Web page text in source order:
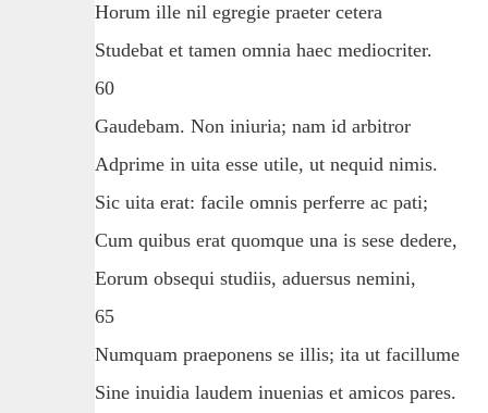
Horum ille nil egregie praeter cetera
Studebat et tamen omnia haec mediocriter.
60
Gaudebam. Non iniuria; nam id arbitror
Adprime in uita esse utile, ut nequid nimis.
Sic uita erat: facile omnis perferre ac pati;
Cum quibus erat quomque una is sese dedere,
Eorum obsequi studiis, aduersus nemini,
65
Numquam praeponens se illis; ita ut facillume
Sine inuidia laudem inuenias et amicos pares.